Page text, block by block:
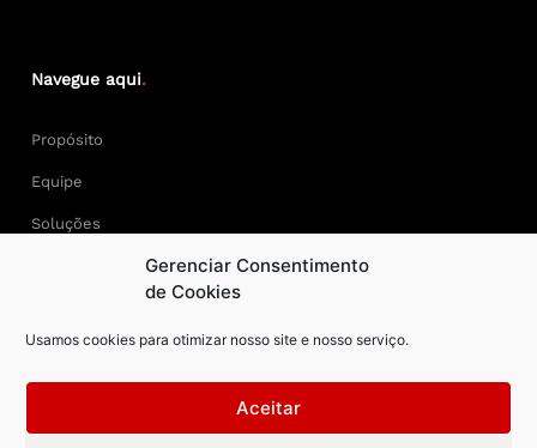
Gerenciar Consentimento
de Cookies
Usamos cookies para otimizar nosso site e nosso serviço.
Aceitar
Navegue aqui.
Propósito
Equipe
Soluções
Central Press – todos os direitos reservados. Developer: